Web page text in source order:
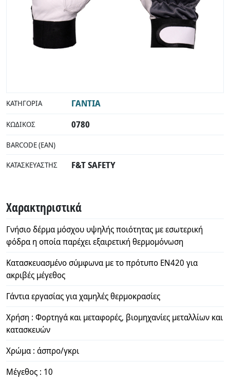
INDUSTRIAL
ΚΑΤΗΓΟΡΊΑ ΓΑΝΤΙΑ
ΚΩΔΙΚΌΣ 0780
BARCODE (EAN)
ΚΑΤΑΣΚΕΥΑΣΤΉΣ F&T SAFETY
Χαρακτηριστικά
Γνήσιο δέρμα μόσχου υψηλής ποιότητας με εσωτερική
φόδρα η οποία παρέχει εξαιρετική θερμομόνωση
Κατασκευασμένο σύμφωνα με το πρότυπο ΕΝ420 για
ακριβές μέγεθος
Γάντια εργασίας για χαμηλές θερμοκρασίες
Χρήση : Φορτηγά και μεταφορές, βιομηχανίες μεταλλίων και
κατασκευών
Χρώμα : άσπρο/γκρι
Μέγεθος : 10